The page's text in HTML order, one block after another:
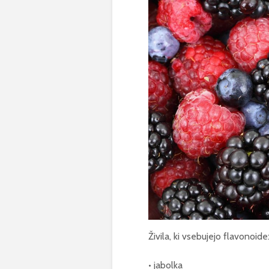
Živila, ki vsebujejo flavonoide:
• jabolka